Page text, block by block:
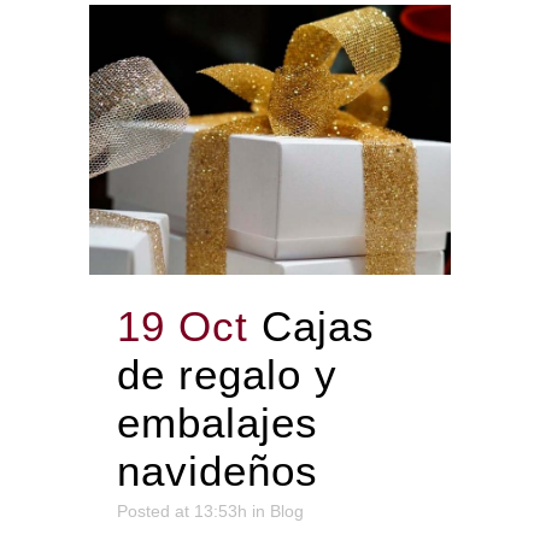
19 Oct Cajas
de regalo y
embalajes
navideños
Posted at 13:53h in Blog